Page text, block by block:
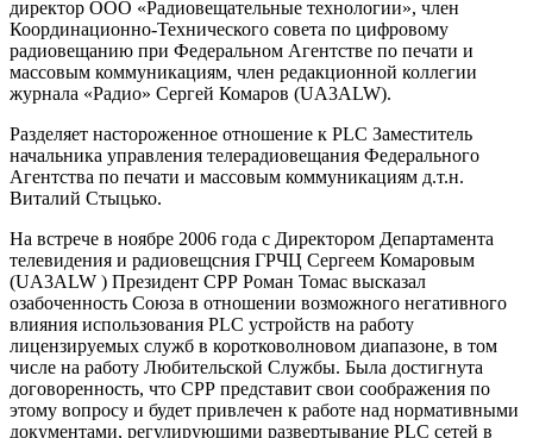
директор ООО «Радиовещательные технологии», член
Координационно-Технического совета по цифровому
радиовещанию при Федеральном Агентстве по печати и
массовым коммуникациям, член редакционной коллегии
журнала «Радио» Сергей Комаров (UA3ALW).
Разделяет настороженное отношение к PLC Заместитель
начальника управления телерадиовещания Федерального
Агентства по печати и массовым коммуникациям д.т.н.
Виталий Стыцько.
На встрече в ноябре 2006 года с Директором Департамента
телевидения и радиовещсния ГРЧЦ Сергеем Комаровым
(UA3ALW ) Президент СРР Роман Томас высказал
озабоченность Союза в отношении возможного негативного
влияния использования PLC устройств на работу
лицензируемых служб в коротковолновом диапазоне, в том
числе на работу Любительской Службы. Была достигнута
договоренность, что СРР представит свои соображения по
этому вопросу и будет привлечен к работе над нормативными
документами, регулирующими развертывание PLC сетей в